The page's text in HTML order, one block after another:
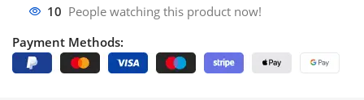
10 People watching this product now!
Payment Methods: